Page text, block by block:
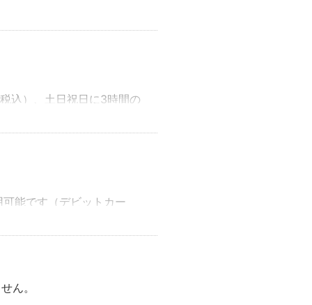
込）、土日祝日に3時間の
能です（デビットカー
りますので、その場合は
ん。